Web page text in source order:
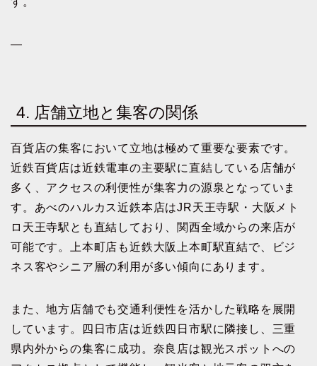
—
4. 店舗立地と集客の関係
百貨店の集客において立地は極めて重要な要素です。
近鉄百貨店は近鉄電車の主要駅に直結している店舗が
多く、アクセスの利便性が集客力の源泉となっていま
す。あべのハルカス近鉄本店はJR天王寺駅・大阪メト
ロ天王寺駅とも直結しており、関西全域からの来店が
可能です。上本町店も近鉄大阪上本町駅直結で、ビジ
ネス客やシニア層の利用が多い傾向にあります。
また、地方店舗でも交通利便性を活かした戦略を展開
しています。四日市店は近鉄四日市駅に隣接し、三重
県内外からの集客に成功。奈良店は観光スポットへの